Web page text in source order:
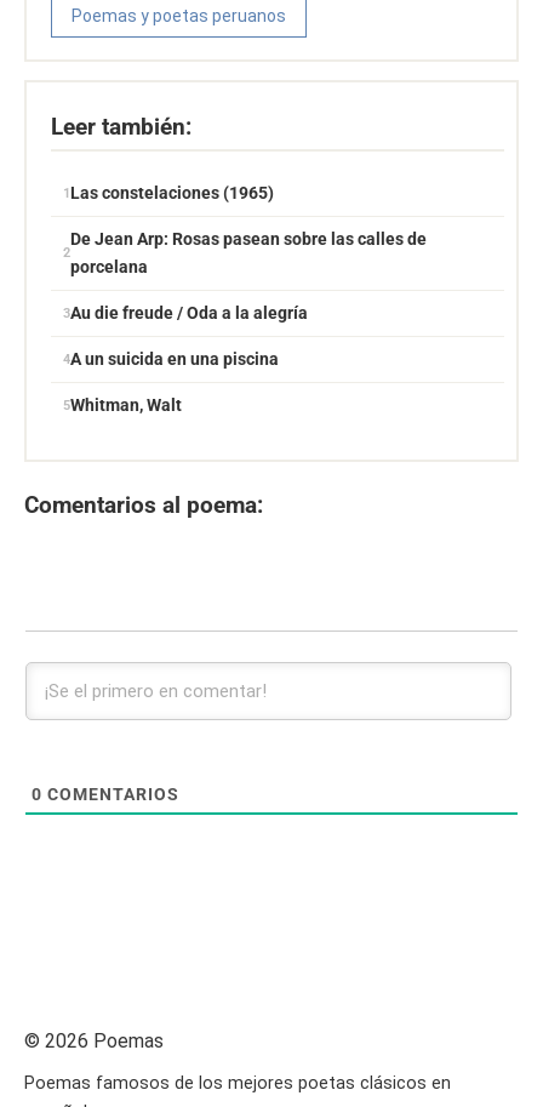
Poemas y poetas peruanos
Leer también:
Las constelaciones (1965)
De Jean Arp: Rosas pasean sobre las calles de
porcelana
Au die freude / Oda a la alegría
A un suicida en una piscina
Whitman, Walt
Comentarios al poema:
0 COMENTARIOS
© 2026 Poemas
Poemas famosos de los mejores poetas clásicos en